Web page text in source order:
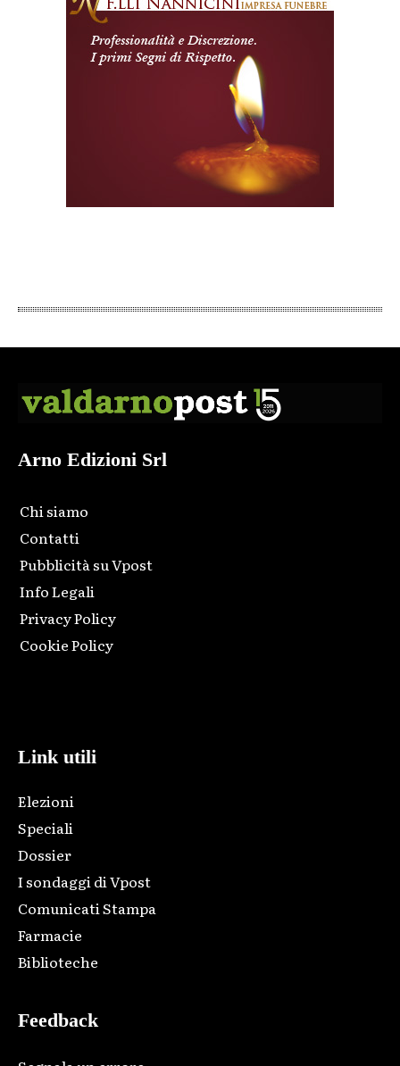
Arno Edizioni Srl
Chi siamo
Contatti
Pubblicità su Vpost
Info Legali
Privacy Policy
Cookie Policy
Link utili
Elezioni
Speciali
Dossier
I sondaggi di Vpost
Comunicati Stampa
Farmacie
Biblioteche
Feedback